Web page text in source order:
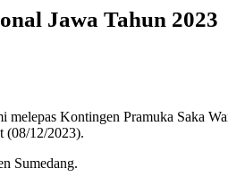
Jawa Tahun 2023
Kontingen Pramuka Saka
(08/12/2023).
Sumedang.